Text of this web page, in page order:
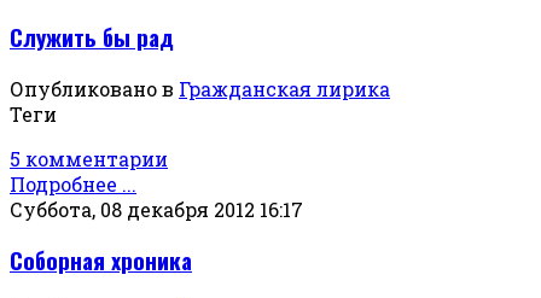
Служить бы рад
Опубликовано в Гражданская лирика
Теги
5 комментарии
Подробнее ...
Суббота, 08 декабря 2012 16:17
Соборная хроника